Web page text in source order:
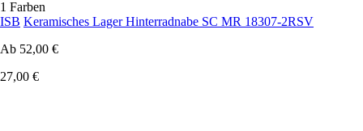
1 Farben
ISB Keramisches Lager Hinterradnabe SC MR 18307-2RSV
Ab 52,00 €
27,00 €